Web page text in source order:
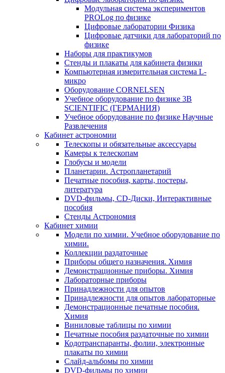
Модульная система экспериментов
PROLog по физике
Цифровые лаборатории Физика
Цифровые датчики для лабораторий по
физике
Наборы для практикумов
Стенды и плакаты для кабинета физики
Компьютерная измерительная система L-
микро
Оборудование CORNELSEN
Учебное оборудование по физике 3B
SCIENTIFIC (ГЕРМАНИЯ)
Учебное оборудование по физике Научные
Развлечения
Кабинет астрономии
Телескопы и обязательные аксессуары
Камеры к телескопам
Глобусы и модели
Планетарии. Астропланетарий
Печатные пособия, карты, постеры,
литература
DVD-фильмы, CD-Диски, Интерактивные
пособия
Стенды Астрономия
Кабинет химии
Модели по химии. Учебное оборудование по
химии.
Коллекции раздаточные
Приборы общего назначения. Химия
Демонстрационные приборы. Химия
Лабораторные приборы
Принадлежности для опытов
Принадлежности для опытов лабораторные
Демонстрационные печатные пособия.
Химия
Виниловые таблицы по химии
Печатные пособия раздаточные по химии
Кодотранспаранты, фолии, электронные
плакаты по химии
Слайд-альбомы по химии
DVD-фильмы по химии